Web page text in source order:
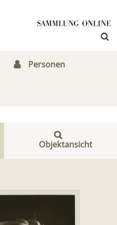
Personen
Objektansicht